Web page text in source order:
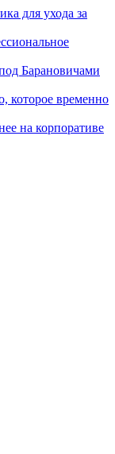
для ухода за
Барановичами
которое временно
на корпоративе